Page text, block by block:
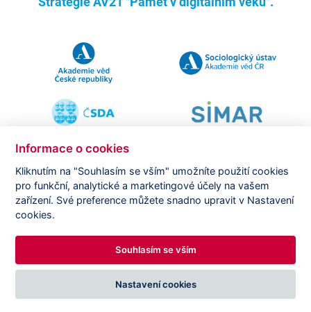
Copyright © CVVM | Právní ujednání| Nastavení cookies
Prohlášení o zpracování osobních údajů
DESIGNED BY PRINCIPAL WEBDEV
Informace o cookies
Kliknutím na "Souhlasím se vším" umožníte použití cookies
pro funkční, analytické a marketingové účely na vašem
zařízení. Své preference můžete snadno upravit v Nastavení
cookies.
Souhlasím se vším
Nastavení cookies